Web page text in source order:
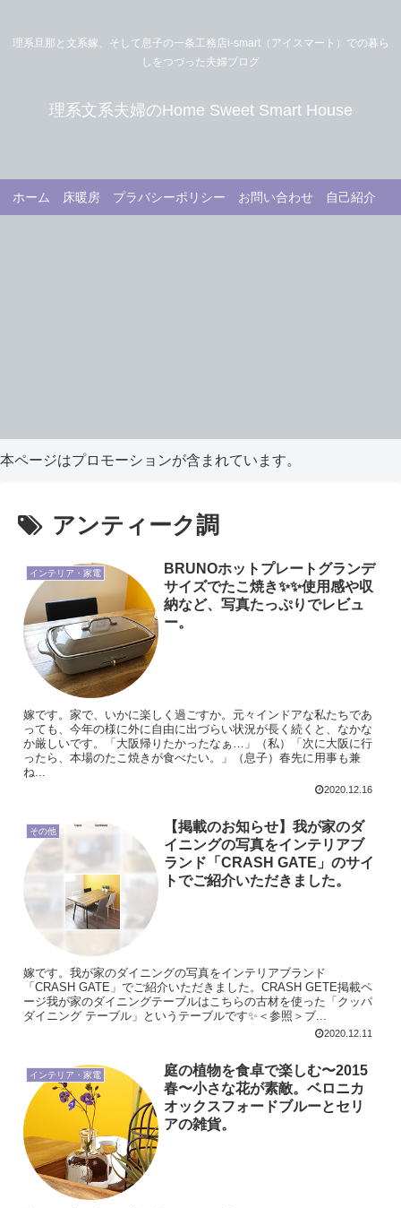
理系旦那と文系嫁、そして息子の一条工務店i-smart（アイスマート）での暮ら
しをつづった夫婦ブログ
理系文系夫婦のHome Sweet Smart House
ホーム 床暖房 プラバシーポリシー お問い合わせ 自己紹介
本ページはプロモーションが含まれています。
アンティーク調
インテリア・家電
BRUNOホットプレートグランデ
サイズでたこ焼き✨✨使用感や収
納など、写真たっぷりでレビュ
ー。
嫁です。家で、いかに楽しく過ごすか。元々インドアな私たちであ
っても、今年の様に外に自由に出づらい状況が長く続くと、なかな
か厳しいです。「大阪帰りたかったなぁ…」（私）「次に大阪に行
ったら、本場のたこ焼きが食べたい。」（息子）春先に用事も兼
ね...
2020.12.16
その他
【掲載のお知らせ】我が家のダ
イニングの写真をインテリアブ
ランド「CRASH GATE」のサイ
トでご紹介いただきました。
嫁です。我が家のダイニングの写真をインテリアブランド
「CRASH GATE」でご紹介いただきました。CRASH GETE掲載ペ
ージ我が家のダイニングテーブルはこちらの古材を使った「クッパ
ダイニング テーブル」というテーブルです✨＜参照＞ブ...
2020.12.11
インテリア・家電
庭の植物を食卓で楽しむ〜2015
春〜小さな花が素敵。ベロニカ
オックスフォードブルーとセリ
アの雑貨。